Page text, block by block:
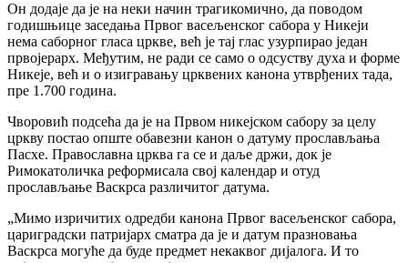
Он додаје да је на неки начин трагикомично, да поводом
годишњице заседања Првог васељенског сабора у Никеји
нема саборног гласа цркве, већ је тај глас узурпирао један
првојерарх. Међутим, не ради се само о одсуству духа и форме
Никеје, већ и о изигравању црквених канона утврђених тада,
пре 1.700 година.
Чворовић подсећа да је на Првом никејском сабору за целу
цркву постао опште обавезни канон о датуму прослављања
Пасхе. Православна црква га се и даље држи, док је
Римокатоличка реформисала свој календар и отуд
прослављање Васкрса различитог датума.
„Мимо изричитих одредби канона Првог васељенског сабора,
цариградски патријарх сматра да је и датум празновања
Васкрса могуће да буде предмет некаквог дијалога. И то